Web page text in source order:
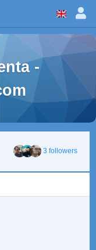
-
3 followers